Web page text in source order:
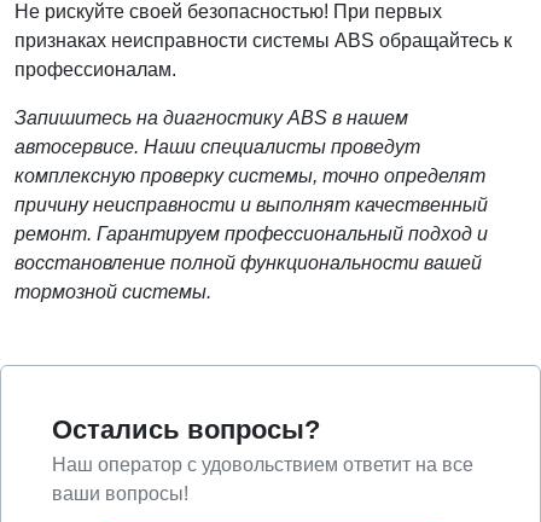
Не рискуйте своей безопасностью! При первых
признаках неисправности системы ABS обращайтесь к
профессионалам.
Запишитесь на диагностику ABS в нашем
автосервисе. Наши специалисты проведут
комплексную проверку системы, точно определят
причину неисправности и выполнят качественный
ремонт. Гарантируем профессиональный подход и
восстановление полной функциональности вашей
тормозной системы.
Остались вопросы?
Наш оператор с удовольствием ответит на все
ваши вопросы!